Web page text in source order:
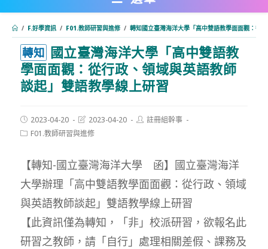
/ F.好學資訊 / F01.教師研習與進修 / 轉知國立臺灣海洋大學「高中雙語教學面面觀：從
轉知 國立臺灣海洋大學「高中雙語教
學面面觀：從行政、領域與英語教師
談起」雙語教學線上研習
Post
published:
2023-04-20
Post
last
modified:
2023-04-20
Post註冊組幹事
PostF01.教師研習與進修
【轉知-國立臺灣海洋大學 函】國立臺灣海洋
大學辦理「高中雙語教學面面觀：從行政、領域
與英語教師談起」雙語教學線上研習
【此資訊僅為轉知，「非」校派研習，欲報名此
研習之教師，請「自行」處理相關差假、課務及